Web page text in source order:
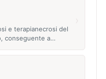
e terapianecrosi del
conseguente a…